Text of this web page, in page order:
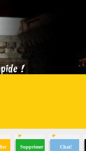
Supprimer Chat!